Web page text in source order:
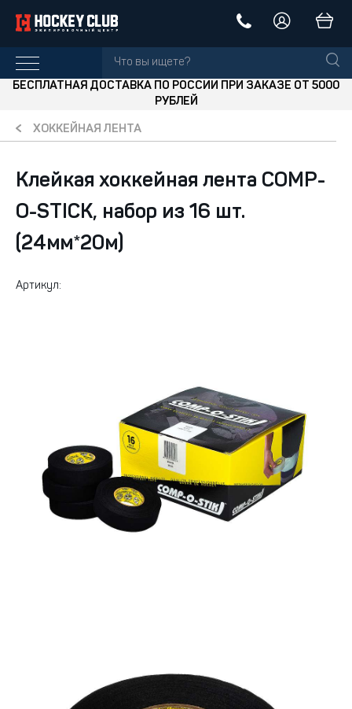
БЕСПЛАТНАЯ ДОСТАВКА ПО РОССИИ ПРИ ЗАКАЗЕ ОТ 5000
РУБЛЕЙ
ХОККЕЙНАЯ ЛЕНТА
Клейкая хоккейная лента COMP-
O-STICK, набор из 16 шт.
(24мм*20м)
Артикул: